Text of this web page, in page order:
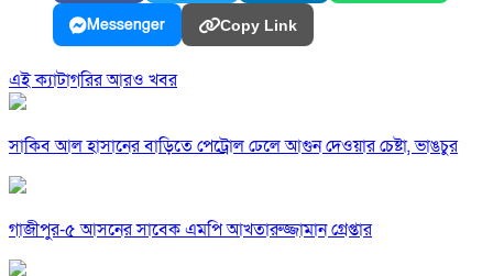
Messenger Copy Link
এই ক্যাটাগরির আরও খবর
সাকিব আল হাসানের বাড়িতে পেট্রোল ঢেলে আগুন দেওয়ার চেষ্টা, ভাঙচুর
গাজীপুর-৫ আসনের সাবেক এমপি আখতারুজ্জামান গ্রেপ্তার